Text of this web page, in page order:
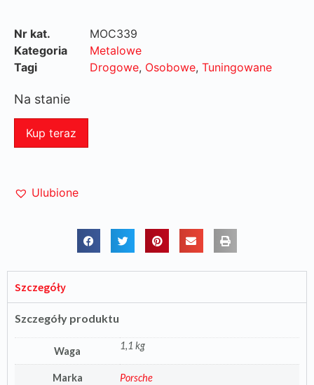
Nr kat.
MOC339
Kategoria
Metalowe
Tagi
Drogowe, Osobowe, Tuningowane
Na stanie
Kup teraz
Ulubione
Szczegóły
Szczegóły produktu
Waga 1,1 kg
Marka Porsche